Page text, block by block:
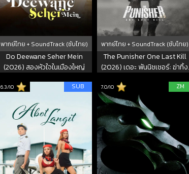
พากย์ไทย + SoundTrack (ซับไทย)
Do Deewane Seher Mein
(2026) สองหัวใจในเมืองใหญ่
พากย์ไทย + SoundTrack (ซับไทย)
The Punisher One Last Kill
(2026) เดอะ พันนิชเชอร์: ฆ่าทิ้ง
6.3/10 SUB 7.0/10 ZM